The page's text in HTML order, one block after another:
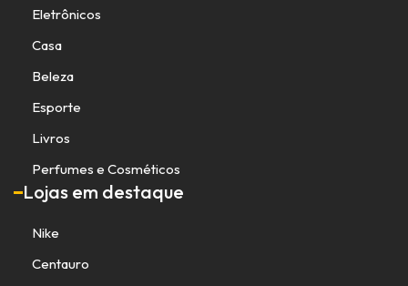
Eletrônicos
Casa
Beleza
Esporte
Livros
Perfumes e Cosméticos
Lojas em destaque
Nike
Centauro